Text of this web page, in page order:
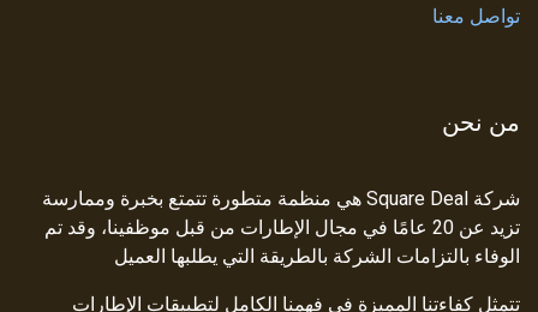
تواصل معنا
من نحن
شركة Square Deal هي منظمة متطورة تتمتع بخبرة وممارسة
تزيد عن 20 عامًا في مجال الإطارات من قبل موظفينا، وقد تم
الوفاء بالتزامات الشركة بالطريقة التي يطلبها العميل
تتمثل كفاءتنا المميزة في فهمنا الكامل لتطبيقات الإطارات